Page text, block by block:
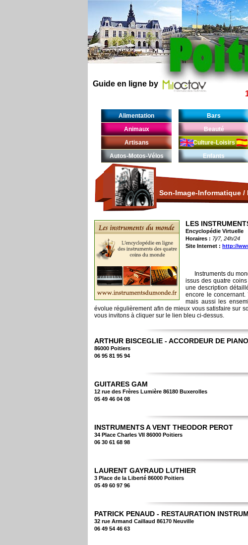
Guide en ligne by
Alimentation
Animaux
Artisans
Autos-Motos-Vélos
Bars
Beauté
Culture-Loisirs
Enfants
Son-Image-Informatique /
LES
Encyclopédie Virtuelle
Horaires : 7j/7, 24h/24
Site Internet : http://
Instruments du
issus des quatre
une description
encore le concernant.
mais aussi les
évolue régulièrement afin de mieux vous satisfaire sur
vous invitons à cliquer sur le lien bleu ci-dessus.
ARTHUR BISCEGLIE - ACCORDEUR DE PIANO
86000 Poitiers
06 95 81 95 94
GUITARES GAM
12 rue des Frères Lumière 86180 Buxerolles
05 49 46 04 08
INSTRUMENTS A VENT THEODOR PEROT
34 Place Charles VII 86000 Poitiers
06 30 61 68 98
LAURENT GAYRAUD LUTHIER
3 Place de la Liberté 86000 Poitiers
05 49 60 97 96
PATRICK PENAUD - RESTAURATION
32 rue Armand Caillaud 86170 Neuville
06 49 54 46 63